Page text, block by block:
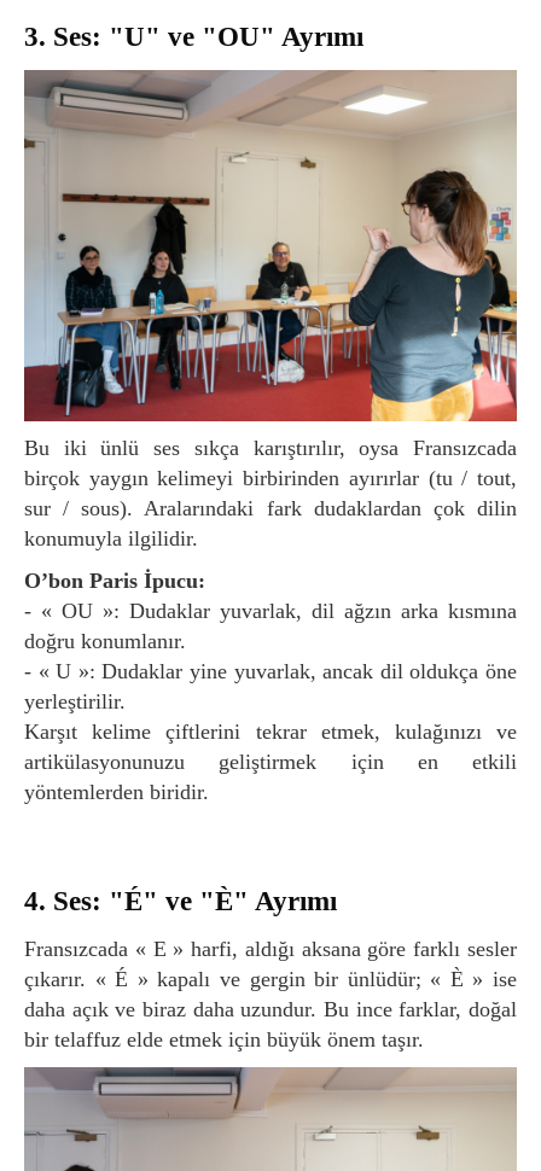
3. Ses: "U" ve "OU" Ayrımı
Bu iki ünlü ses sıkça karıştırılır, oysa Fransızcada
birçok yaygın kelimeyi birbirinden ayırırlar (tu / tout,
sur / sous). Aralarındaki fark dudaklardan çok dilin
konumuyla ilgilidir.
O’bon Paris İpucu:
- « OU »: Dudaklar yuvarlak, dil ağzın arka kısmına
doğru konumlanır.
- « U »: Dudaklar yine yuvarlak, ancak dil oldukça öne
yerleştirilir.
Karşıt kelime çiftlerini tekrar etmek, kulağınızı ve
artikülasyonunuzu geliştirmek için en etkili
yöntemlerden biridir.
4. Ses: "É" ve "È" Ayrımı
Fransızcada « E » harfi, aldığı aksana göre farklı sesler
çıkarır. « É » kapalı ve gergin bir ünlüdür; « È » ise
daha açık ve biraz daha uzundur. Bu ince farklar, doğal
bir telaffuz elde etmek için büyük önem taşır.